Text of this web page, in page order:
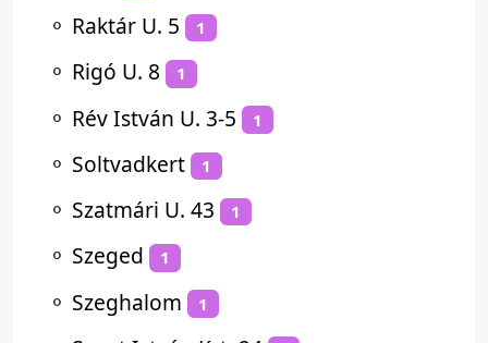
⚬ Raktár U. 5 1
⚬ Rigó U. 8 1
⚬ Rév István U. 3-5 1
⚬ Soltvadkert 1
⚬ Szatmári U. 43 1
⚬ Szeged 1
⚬ Szeghalom 1